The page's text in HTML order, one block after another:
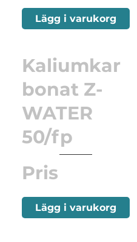
Lägg i varukorg
Kaliumkar
bonat Z-
WATER
50/fp
Pris
Lägg i varukorg